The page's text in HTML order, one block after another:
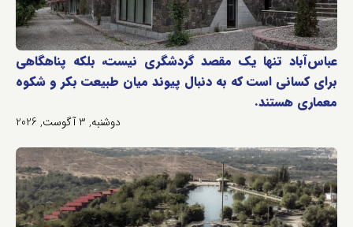
عباس‌آباد تنها یک مقصد گردشگری نیست، بلکه پناهگاهی
برای کسانی است که به دنبال پیوند میان طبیعت بکر و شکوه
معماری هستند.
دوشنبه, 3 آگوست, 2026